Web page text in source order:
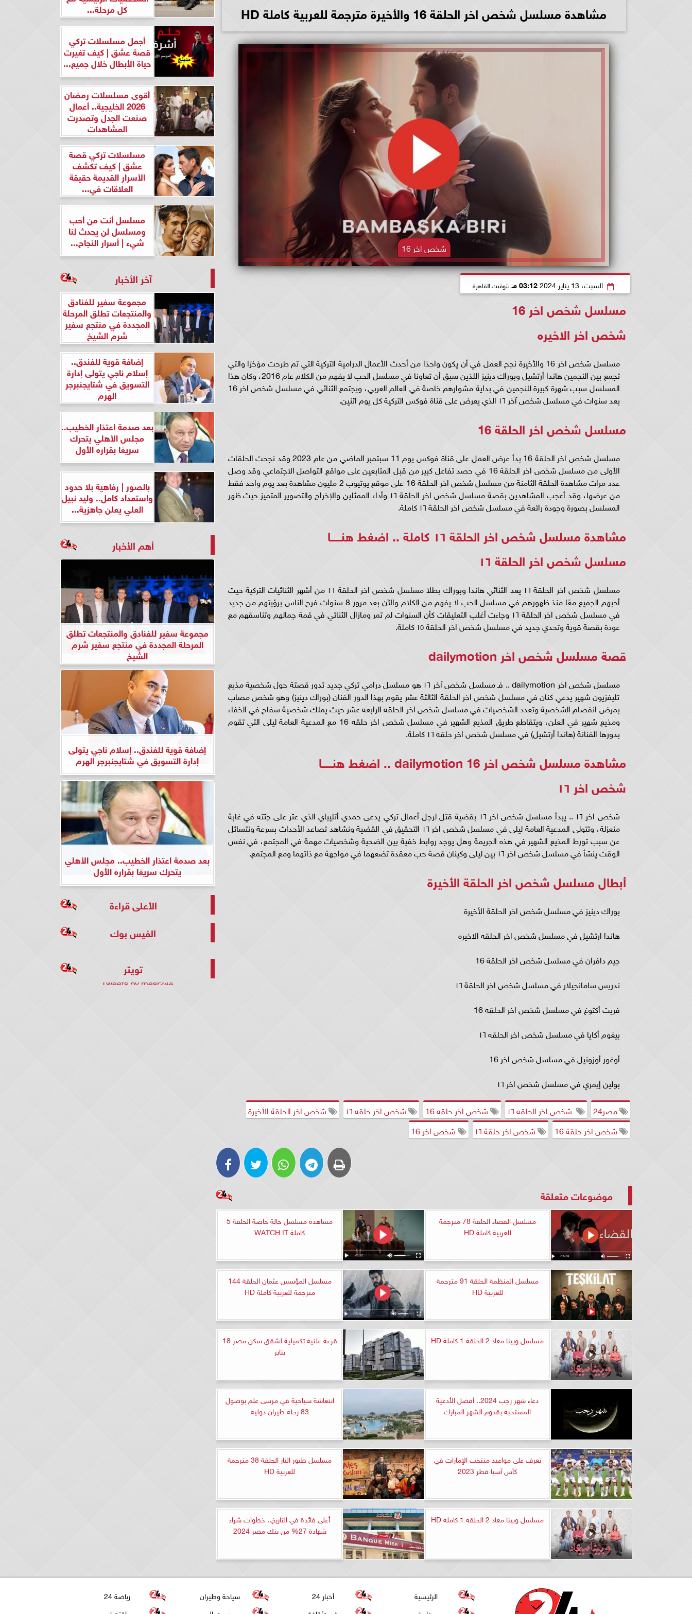
مشاهدة مسلسل شخص اخر الحلقة 16 والأخيرة مترجمة للعربية كاملة HD
شخص اخر 16
السبت، 13 يناير 2024 03:12 مـ بتوقيت القاهرة
مسلسل شخص اخر 16
شخص اخر الاخيره
مسلسل شخص اخر 16 والأخيرة نجح العمل في أن يكون واحدًا من أحدث الأعمال الدرامية التركية التي تم طرحت مؤخرًا والتي
تجمع بين النجمين هاندا أرتشيل وبوراك دينيز اللذين سبق أن تعاونا في مسلسل الحب لا يفهم من الكلام عام 2016، وكان هذا
المسلسل سبب شهرة كبيرة للنجمين في بداية مشوارهم خاصة في العالم العربي، ويجتمع الثنائي في مسلسل شخص اخر 16
بعد سنوات في مسلسل شخص آخر ١٦ الذي يعرض على قناة فوكس التركية كل يوم اثنين.
مسلسل شخص اخر الحلقة 16
مسلسل شخص اخر الحلقة 16 بدأ عرض العمل على قناة فوكس يوم 11 سبتمبر الماضي من عام 2023 وقد نجحت الحلقات
الأولى من مسلسل شخص اخر الحلقة 16 في حصد تفاعل كبير من قبل المتابعين على مواقع التواصل الاجتماعي وقد وصل
عدد مرات مشاهدة الحلقة الثامنة من مسلسل شخص اخر الحلقة 16 على موقع يوتيوب 2 مليون مشاهدة بعد يوم واحد فقط
من عرضها، وقد أعجب المشاهدين بقصة مسلسل شخص اخر الحلقة ١٦ وأداء الممثلين والإخراج والتصوير المتميز حيث ظهر
المسلسل بصورة وجودة رائعة في مسلسل شخص اخر الحلقة ١٦ كاملة.
مشاهدة مسلسل شخص اخر الحلقة ١٦ كاملة ..
اضغط هنـــــا
مسلسل شخص اخر الحلقة ١٦
مسلسل شخص اخر الحلقة ١٦ يعد الثنائي هاندا وبوراك بطلا مسلسل شخص اخر الحلقة ١٦ من أشهر الثنائيات التركية حيث
أحبهم الجميع معًا منذ ظهورهم في مسلسل الحب لا يفهم من الكلام والآن بعد مرور 8 سنوات فرح الناس برؤيتهم من جديد
في مسلسل شخص اخر الحلقة ١٦ وجاءت أغلب التعليقات كأن السنوات لم تمر ومازال الثنائي في قمة جمالهم وتناسقهم مع
عودة بقصة قوية وتحدي جديد في مسلسل شخص اخر الحلقة ١٥ كاملة.
قصة مسلسل شخص اخر dailymotion
مسلسل شخص اخر dailymotion .. فـ مسلسل شخص آخر ١٦ هو مسلسل درامي تركي جديد تدور قصتة حول شخصية مذيع
تليفزيون شهير يدعي كنان في مسلسل شخص اخر الحلقة الثالثة عشر يقوم بهذا الدور الفنان (بوراك دينيز) وهو شخص مصاب
بمرض انفصام الشخصية وتعدد الشخصيات في مسلسل شخص اخر الحلقه الرابعه عشر حيث يملك شخصية سفاح في الخفاء
ومذيع شهير في العلن، ويتقاطع طريق المذيع الشهير في مسلسل شخص اخر حلقه 16 مع المدعية العامة ليلى التي تقوم
بدورها الفنانة (هاندا أرتشيل) في مسلسل شخص اخر حلقه ١٦ كاملة.
مشاهدة مسلسل شخص اخر 16 dailymotion ..
اضغط هنـــــا
شخص اخر ١٦
شخص اخر ١٦ .. يبدأ مسلسل شخص اخر ١٦ بقضية قتل لرجل أعمال تركي يدعى حمدي أتليباي الذي عثر على جثته في غابة
منعزلة، وتتولى المدعية العامة ليلى في مسلسل شخص اخر ١٦ التحقيق في القضية ونشاهد تصاعد الأحداث بسرعة ونتسائل
عن سبب تورط المذيع الشهير في هذه الجريمة وهل يوجد روابط خفية بين الضحية وشخصيات مهمة في المجتمع، في نفس
الوقت ينشأ في مسلسل شخص اخر ١٦ بين ليلى وكينان قصة حب معقدة تضعهما في مواجهة مع ذاتهما ومع المجتمع.
أبطال مسلسل شخص اخر الحلقة الأخيرة
بوراك دينيز في مسلسل شخص اخر الحلقة الأخيرة
هاندا ارتشيل في مسلسل شخص اخر الحلقه الاخيره
جيم دافران في مسلسل شخص اخر الحلقة 16
ندريس سامانجيلار في مسلسل شخص اخر الحلقة ١٦
فريت أكتوغ في مسلسل شخص اخر الحلقه 16
بيغوم أكايا في مسلسل شخص اخر الحلقه ١٦
أوغور أوزونيل في مسلسل شخص اخر 16
بولين إيمري في مسلسل شخص اخر ١٦
مصر24
شخص اخر الحلقه ١٦ شخص اخر حلقه 16 شخص اخر حلقه ١٦
شخص اخر الحلقة الأخيرة
شخص اخر حلقة 16
شخص اخر حلقة ١٦ شخص اخر 16
موضوعات متعلقة
مسلسل القضاء الحلقة 78 مترجمة
للعربية كاملة HD
مشاهدة مسلسل حالة خاصة الحلقة 5
كاملة WATCH IT
مسلسل المنظمة الحلقة 91 مترجمة
للعربية HD
مسلسل المؤسس عثمان الحلقة 144
مترجمة للعربية كاملة HD
مسلسل وبينا معاد 2 الحلقة 1 كاملة HD
قرعة علنية تكميلية لشقق سكن مصر 18
يناير
دعاء شهر رجب 2024.. أفضل الأدعية
المستحبة بقدوم الشهر المبارك
انتعاشة سياحية في مرسى علم بوصول
83 رحلة طيران دولية
تعرف على مواعيد منتخب الإمارات في
كأس آسيا قطر 2023
مسلسل طيور النار الحلقة 38 مترجمة
للعربية HD
مسلسل وبينا معاد 2 الحلقة 1 كاملة HD
أعلى فائدة في التاريخ.. خطوات شراء
شهادة 27% من بنك مصر 2024
كل مرحلة...
أجمل مسلسلات تركي
قصة عشق | كيف تغيرت
حياة الأبطال خلال جميع...
أقوى مسلسلات رمضان
2026 الخليجية.. أعمال
صنعت الجدل وتصدرت
المشاهدات
مسلسلات تركي قصة
عشق | كيف تكشف
الأسرار القديمة حقيقة
العلاقات في...
مسلسل أنت من أحب
ومسلسل لن يحدث لنا
شيء | أسرار النجاح...
آخر الأخبار
مجموعة سفير للفنادق
والمنتجعات تطلق المرحلة
المجددة في منتجع سفير
شرم الشيخ
إضافة قوية للفندق..
إسلام ناجي يتولى إدارة
التسويق في شتايجنبرجر
الهرم
بعد صدمة اعتذار الخطيب..
مجلس الأهلي يتحرك
سريعًا بقراره الأول
بالصور | رفاهية بلا حدود
واستعداد كامل.. وليد نبيل
العلي يعلن جاهزية...
أهم الأخبار
مجموعة سفير للفنادق والمنتجعات تطلق
المرحلة المجددة في منتجع سفير شرم
الشيخ
إضافة قوية للفندق.. إسلام ناجي يتولى
إدارة التسويق في شتايجنبرجر الهرم
بعد صدمة اعتذار الخطيب.. مجلس الأهلي
يتحرك سريعًا بقراره الأول
الأعلى قراءة
الفيس بوك
تويتر
Tweets by mesr244
الرئيسية أخبار 24 سياحة وطيران
رياضة 24